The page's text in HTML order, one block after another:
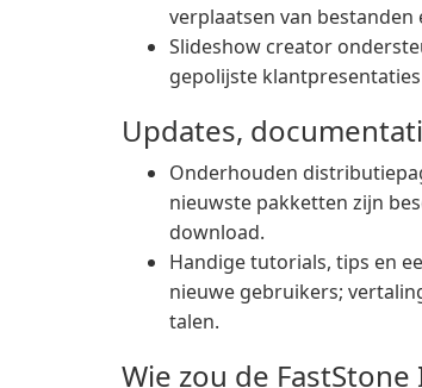
verplaatsen van
Slideshow creator
gepolijste
Updates,
Onderhouden
nieuwste pakketten zijn
download.
Handige tutorials, tips en
nieuwe gebruikers;
talen.
Wie zou de